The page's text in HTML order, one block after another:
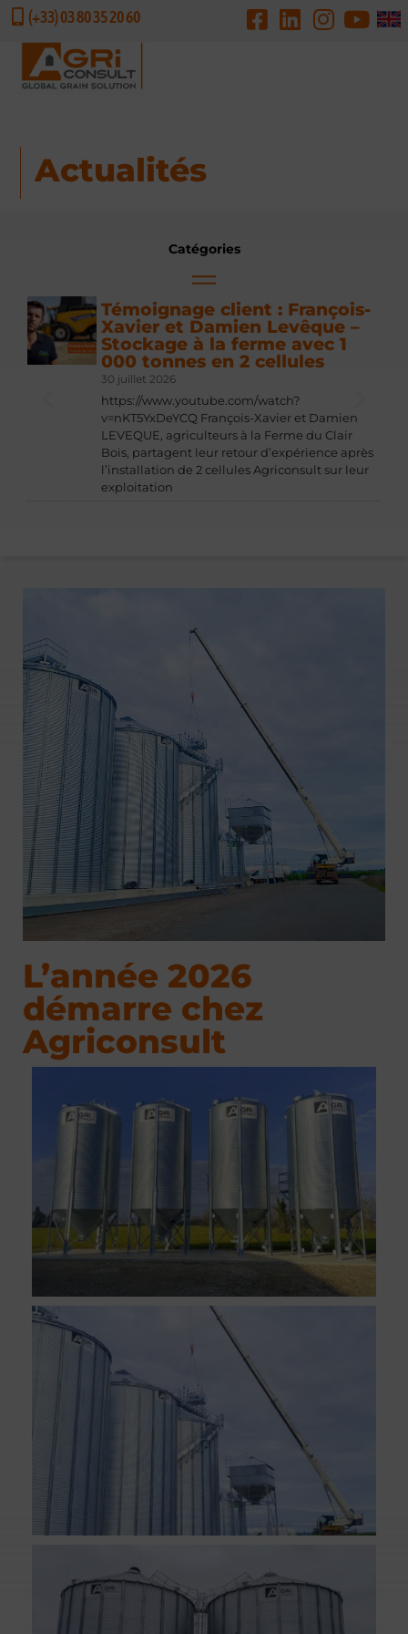
DEMANDE DE DEVIS
(+33) 03 80 35 20 60
Actualités
Catégories
Témoignage client : François-
Xavier et Damien Levêque –
Stockage à la ferme avec 1
000 tonnes en 2 cellules
30 juillet 2026
https://www.youtube.com/watch?
v=nKT5YxDeYCQ François-Xavier et Damien
LEVEQUE, agriculteurs à la Ferme du Clair
Bois, partagent leur retour d’expérience après
l’installation de 2 cellules Agriconsult sur leur
exploitation
L’année 2026
démarre chez
Agriconsult